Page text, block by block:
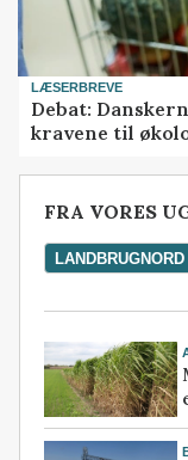
LÆSERBREVE
Debat:
kravene til
FRA VORES
LANDBRUGNORD